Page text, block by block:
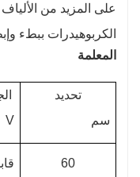
على المزيد من
الكربوهيدرات ببطء
المعلمة
تحديد
سم
V
60